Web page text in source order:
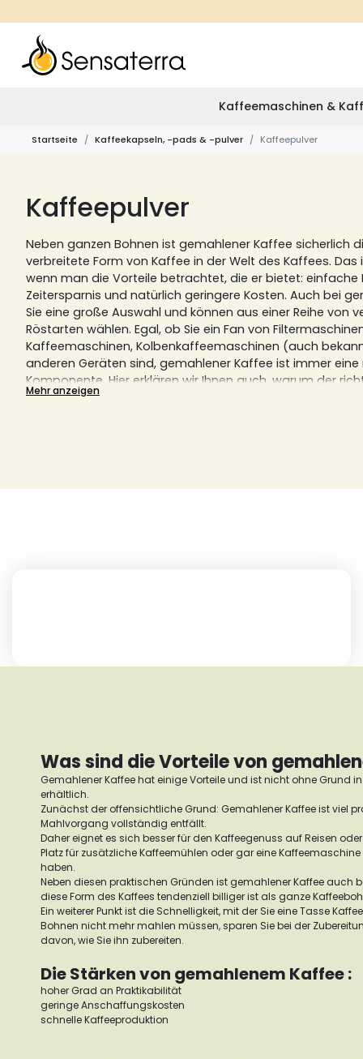
Kaffeemaschinen &
Startseite Kaffeekapseln, -pads & -pulver Kaffeepulver
Kaffeepulver
Neben ganzen Bohnen ist gemahlener Kaffee sicherlich
verbreitete Form von Kaffee in der Welt des Kaffees. Das
wenn man die Vorteile betrachtet, die er bietet: einfache
Zeitersparnis und natürlich geringere Kosten. Auch bei
Sie eine große Auswahl und können aus einer Reihe von
Röstarten wählen. Egal, ob Sie ein Fan von
Kaffeemaschinen, Kolbenkaffeemaschinen (auch
anderen Geräten sind, gemahlener Kaffee ist immer
Komponente. Hier erklären wir Ihnen auch, warum der
perfekten Kaffeegenuss entscheidend ist.
Mehr anzeigen
Was sind die Vorteile von
Gemahlener Kaffee hat einige Vorteile und ist nicht ohne Grund
erhältlich.
Zunächst der offensichtliche Grund: Gemahlener Kaffee ist viel
Mahlvorgang vollständig entfällt.
Daher eignet es sich besser für den Kaffeegenuss auf Reisen
Platz für zusätzliche Kaffeemühlen oder gar eine
haben.
Neben diesen praktischen Gründen ist gemahlener Kaffee auch
diese Form des Kaffees tendenziell billiger ist als ganze
Ein weiterer Punkt ist die Schnelligkeit, mit der Sie eine Tasse
Bohnen nicht mehr mahlen müssen, sparen Sie bei der
davon, wie Sie ihn zubereiten.
Die Stärken von gemahlenem Kaffee :
hoher Grad an Praktikabilität
geringe Anschaffungskosten
schnelle Kaffeeproduktion